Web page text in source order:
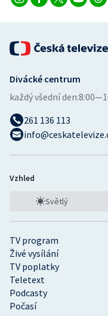
TV program
Živé vysílání
TV poplatky
Teletext
Podcasty
Počasí
Divácké centrum
každý všední den:
261 136 113
Vzhled
Světlý